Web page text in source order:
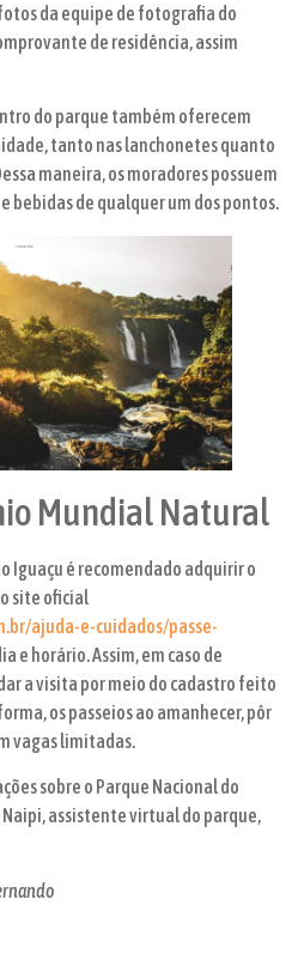
da equipe de fotografia do
de residência, assim
do parque também oferecem
tanto nas lanchonetes quanto
maneira, os moradores possuem
bebidas de qualquer um dos pontos.
Mundial Natural
Iguaçu é recomendado adquirir o
site oficial
ajuda-e-cuidados/passe-
e horário. Assim, em caso de
a visita por meio do cadastro feito
os passeios ao amanhecer, pôr
vagas limitadas.
sobre o Parque Nacional do
assistente virtual do parque,